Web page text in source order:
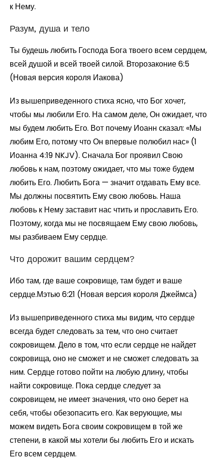
к Нему.
Разум, душа и тело
Ты будешь любить Господа Бога твоего всем сердцем,
всей душой и всей твоей силой. Второзаконие 6:5
(Новая версия короля Иакова)
Из вышеприведенного стиха ясно, что Бог хочет,
чтобы мы любили Его. На самом деле, Он ожидает, что
мы будем любить Его. Вот почему Иоанн сказал: «Мы
любим Его, потому что Он впервые полюбил нас» (1
Иоанна 4:19 NKJV). Сначала Бог проявил Свою
любовь к нам, поэтому ожидает, что мы тоже будем
любить Его. Любить Бога — значит отдавать Ему все.
Мы должны посвятить Ему свою любовь. Наша
любовь к Нему заставит нас чтить и прославить Его.
Поэтому, когда мы не посвящаем Ему свою любовь,
мы разбиваем Ему сердце.
Что дорожит вашим сердцем?
Ибо там, где ваше сокровище, там будет и ваше
сердце.Мэтью 6:21 (Новая версия короля Джеймса)
Из вышеприведенного стиха мы видим, что сердце
всегда будет следовать за тем, что оно считает
сокровищем. Дело в том, что если сердце не найдет
сокровища, оно не сможет и не сможет следовать за
ним. Сердце готово пойти на любую длину, чтобы
найти сокровище. Пока сердце следует за
сокровищем, не имеет значения, что оно берет на
себя, чтобы обезопасить его. Как верующие, мы
можем видеть Бога своим сокровищем в той же
степени, в какой мы хотели бы любить Его и искать
Его всем сердцем.